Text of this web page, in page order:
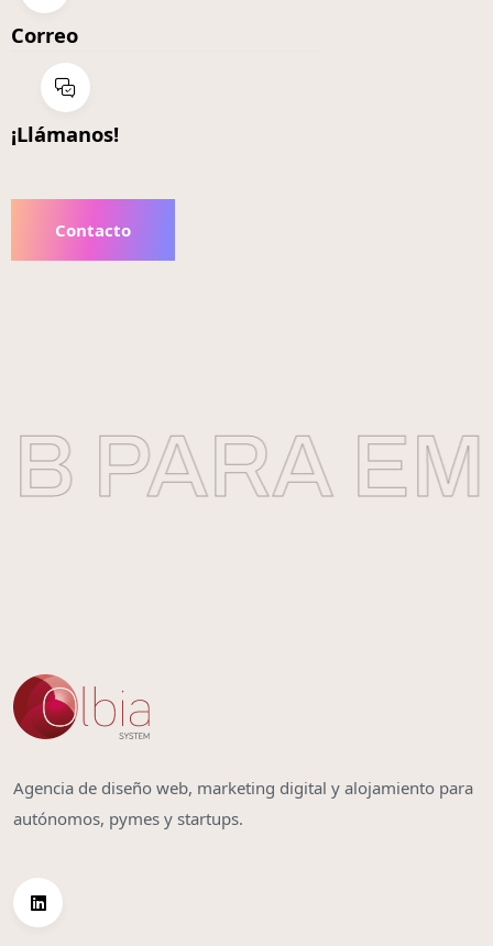
Correo
¡Llámanos!
Contacto
PARA
Agencia de diseño web, marketing digital y alojamiento para
autónomos, pymes y startups.